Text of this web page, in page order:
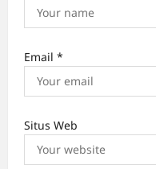
Email *
Situs Web